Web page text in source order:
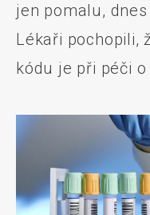
jen pomalu,
Lékaři pochopili,
kódu je při péči